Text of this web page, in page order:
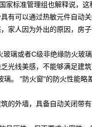
标准管理组也解释说，这
有可以通过热敏元件自动
家人因为外出的原因，房
璃或者C级非绝缘防火玻
光线美感，不能够满足建
。 "防火窗"的防火性能略
的外墙，具备自动关闭带